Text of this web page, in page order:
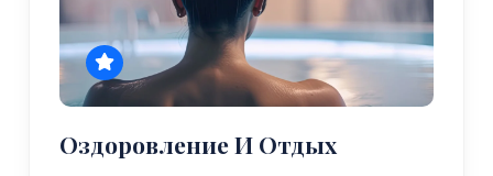
Оздоровление И Отдых